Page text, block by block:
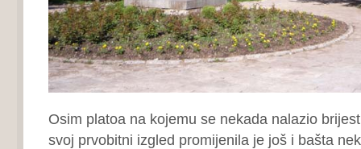
Osim platoa na kojemu se nekada nalazio
svoj prvobitni izgled promijenila je još i bašta